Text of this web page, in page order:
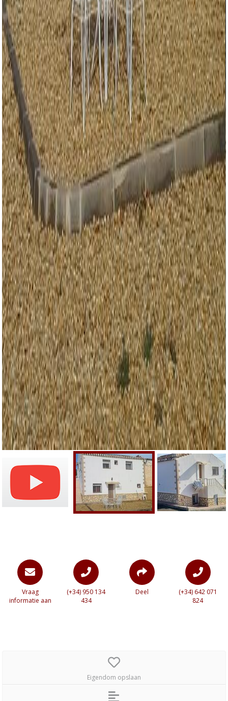
Vraag
informatie aan
(+34) 950 134
434
Deel
(+34) 642 071
824
Eigendom opslaan